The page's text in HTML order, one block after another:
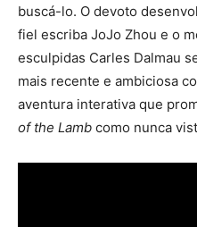
buscá-lo. O devoto
fiel escriba JoJo Zhou e o
esculpidas Carles Dalmau
mais recente e ambiciosa
aventura interativa que
of the Lamb como nunca